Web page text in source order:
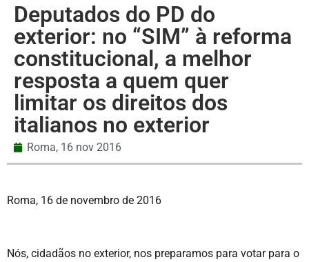
Deputados do PD do
exterior: no “SIM” à reforma
constitucional, a melhor
resposta a quem quer
limitar os direitos dos
italianos no exterior
Roma, 16 nov 2016
Roma, 16 de novembro de 2016
Nós, cidadãos no exterior, nos preparamos para votar para o